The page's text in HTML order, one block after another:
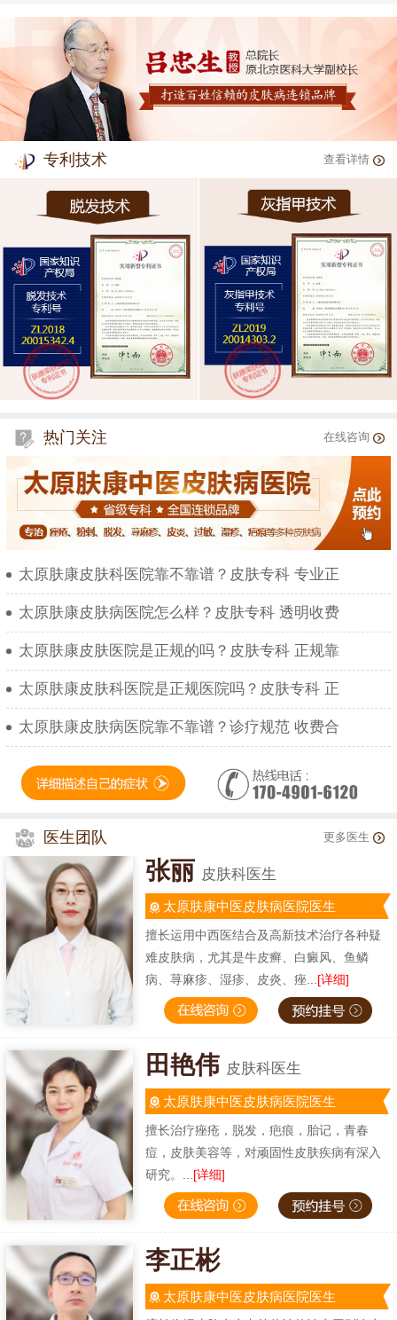
专利技术 查看详情
热门关注 在线咨询
太原肤康皮肤科医院靠不靠谱？皮肤专科 专业正
太原肤康皮肤病医院怎么样？皮肤专科 透明收费
太原肤康皮肤医院是正规的吗？皮肤专科 正规靠
太原肤康皮肤科医院是正规医院吗？皮肤专科 正
太原肤康皮肤病医院靠不靠谱？诊疗规范 收费合
医生团队 更多医生
张丽 皮肤科医生
太原肤康中医皮肤病医院医生
擅长运用中西医结合及高新技术治疗各种疑
难皮肤病，尤其是牛皮癣、白癜风、鱼鳞
病、荨麻疹、湿疹、皮炎、痤... [详细]
田艳伟 皮肤科医生
太原肤康中医皮肤病医院医生
擅长治疗痤疮，脱发，疤痕，胎记，青春
痘，皮肤美容等，对顽固性皮肤疾病有深入
研究。... [详细]
李正彬
太原肤康中医皮肤病医院医生